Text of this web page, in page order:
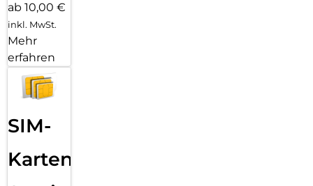
ab 10,00 €
inkl. MwSt.
Mehr
erfahren
SIM-
Karten